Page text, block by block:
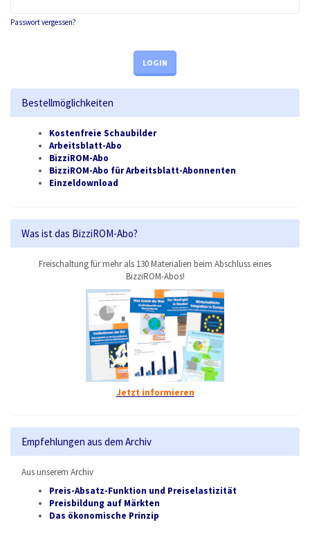
Passwort vergessen?
LOGIN
Bestellmöglichkeiten
Kostenfreie Schaubilder
Arbeitsblatt-Abo
BizziROM-Abo
BizziROM-Abo für Arbeitsblatt-Abonnenten
Einzeldownload
Was ist das BizziROM-Abo?
Freischaltung für mehr als 130 Materialien beim Abschluss eines
BizziROM-Abos!
Jetzt informieren
Empfehlungen aus dem Archiv
Aus unserem Archiv
Preis-Absatz-Funktion und Preiselastizität
Preisbildung auf Märkten
Das ökonomische Prinzip